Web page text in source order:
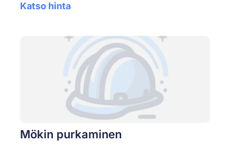
Katso hinta
Mökin purkaminen